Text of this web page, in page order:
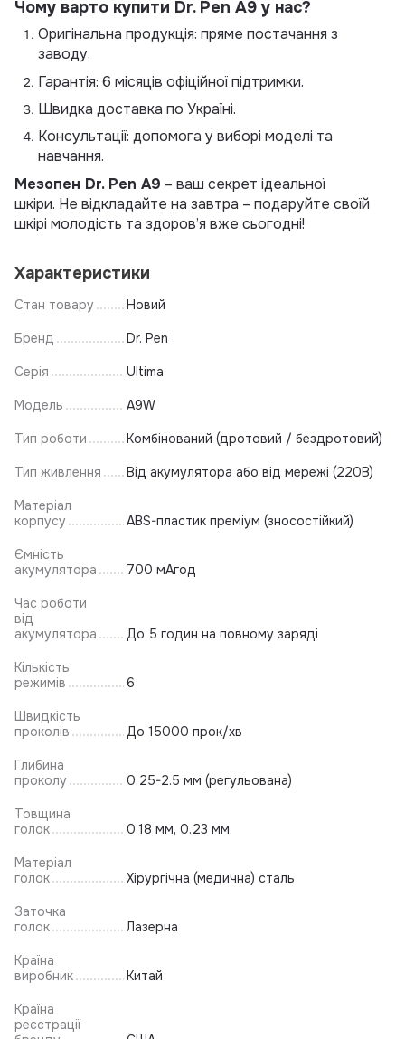
Чому варто купити Dr. Pen А9 у нас?
Оригінальна продукція: пряме постачання з
заводу.
Гарантія: 6 місяців офіційної підтримки.
Швидка доставка по Україні.
Консультації: допомога у виборі моделі та
навчання.
Мезопен Dr. Pen A9 – ваш секрет ідеальної
шкіри. Не відкладайте на завтра – подаруйте своїй
шкірі молодість та здоров’я вже сьогодні!
Характеристики
Стан товару Новий
Бренд Dr. Pen
Серія Ultima
Модель A9W
Тип роботи Комбінований (дротовий / бездротовий)
Тип живлення Від акумулятора або від мережі (220В)
Матеріал
корпусу
ABS-пластик преміум (зносостійкий)
Ємність
акумулятора
700 мАгод
Час роботи
від
акумулятора
До 5 годин на повному заряді
Кількість
режимів
6
Швидкість
проколів
До 15000 прок/хв
Глибина
проколу
0.25-2.5 мм (регульована)
Товщина
голок
0.18 мм, 0.23 мм
Матеріал
голок
Хірургічна (медична) сталь
Заточка
голок
Лазерна
Країна
виробник
Китай
Країна
реєстрації